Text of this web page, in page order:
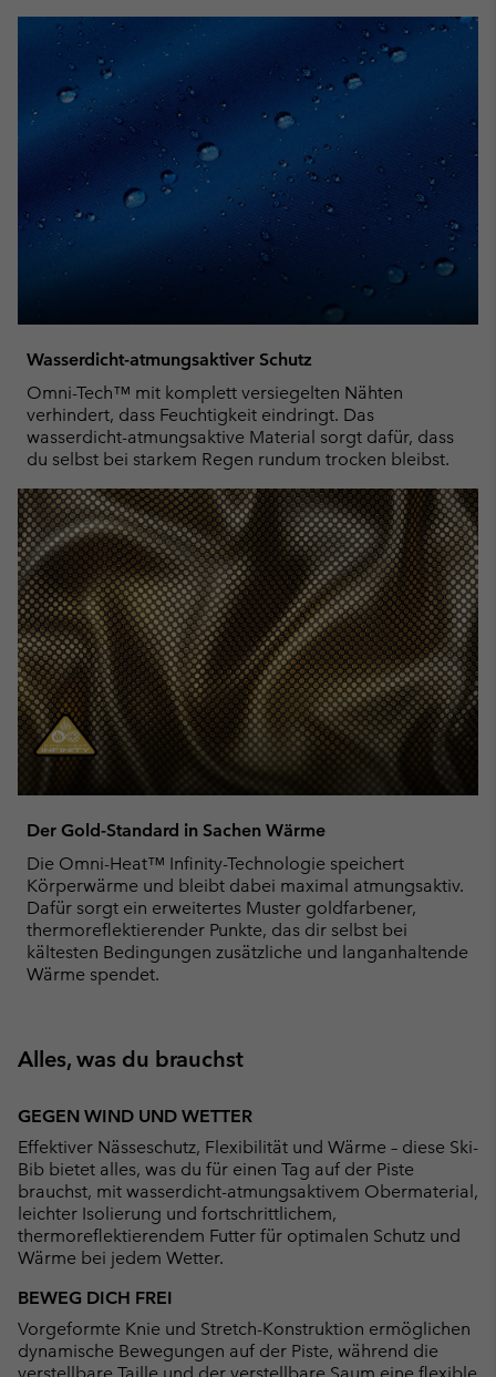
Wasserdicht-atmungsaktiver Schutz
Omni-Tech™ mit komplett versiegelten Nähten
verhindert, dass Feuchtigkeit eindringt. Das
wasserdicht-atmungsaktive Material sorgt dafür, dass
du selbst bei starkem Regen rundum trocken bleibst.
Der Gold-Standard in Sachen Wärme
Die Omni-Heat™ Infinity-Technologie speichert
Körperwärme und bleibt dabei maximal atmungsaktiv.
Dafür sorgt ein erweitertes Muster goldfarbener,
thermoreflektierender Punkte, das dir selbst bei
kältesten Bedingungen zusätzliche und langanhaltende
Wärme spendet.
Alles, was du brauchst
GEGEN WIND UND WETTER
Effektiver Nässeschutz, Flexibilität und Wärme – diese Ski-
Bib bietet alles, was du für einen Tag auf der Piste
brauchst, mit wasserdicht-atmungsaktivem Obermaterial,
leichter Isolierung und fortschrittlichem,
thermoreflektierendem Futter für optimalen Schutz und
Wärme bei jedem Wetter.
BEWEG DICH FREI
Vorgeformte Knie und Stretch-Konstruktion ermöglichen
dynamische Bewegungen auf der Piste, während die